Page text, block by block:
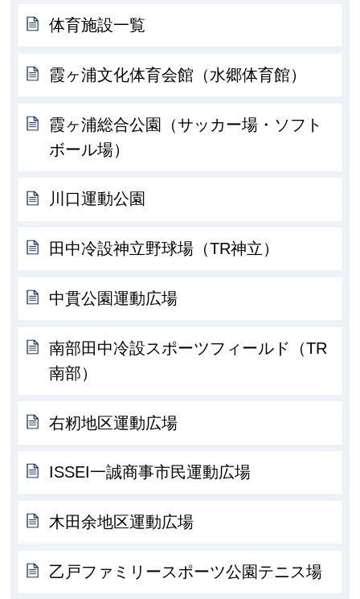
体育施設一覧
霞ヶ浦文化体育会館（水郷体育館）
霞ヶ浦総合公園（サッカー場・ソフト
ボール場）
川口運動公園
田中冷設神立野球場（TR神立）
中貫公園運動広場
南部田中冷設スポーツフィールド（TR
南部）
右籾地区運動広場
ISSEI一誠商事市民運動広場
木田余地区運動広場
乙戸ファミリースポーツ公園テニス場